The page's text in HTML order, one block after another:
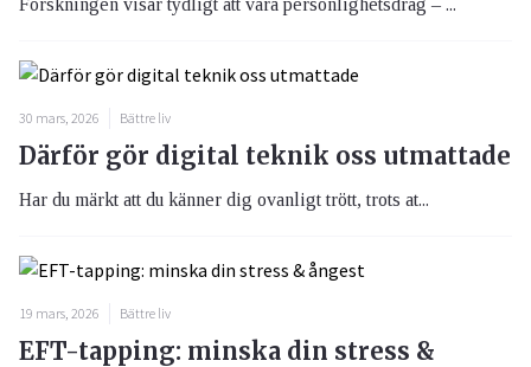
Forskningen visar tydligt att våra personlighetsdrag – ...
30 mars, 2026 Bättre liv
Därför gör digital teknik oss utmattade
Har du märkt att du känner dig ovanligt trött, trots at...
19 mars, 2026 Bättre liv
EFT-tapping: minska din stress &